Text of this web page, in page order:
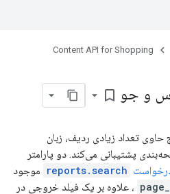
Content API for Shopping
و جو bookmark_border
تعداد زیادی ردیف، زبان
پشتیبانی می‌کند. دو پارامتر
reports.search موجود
، علاوه بر یک فیلد خروجی در